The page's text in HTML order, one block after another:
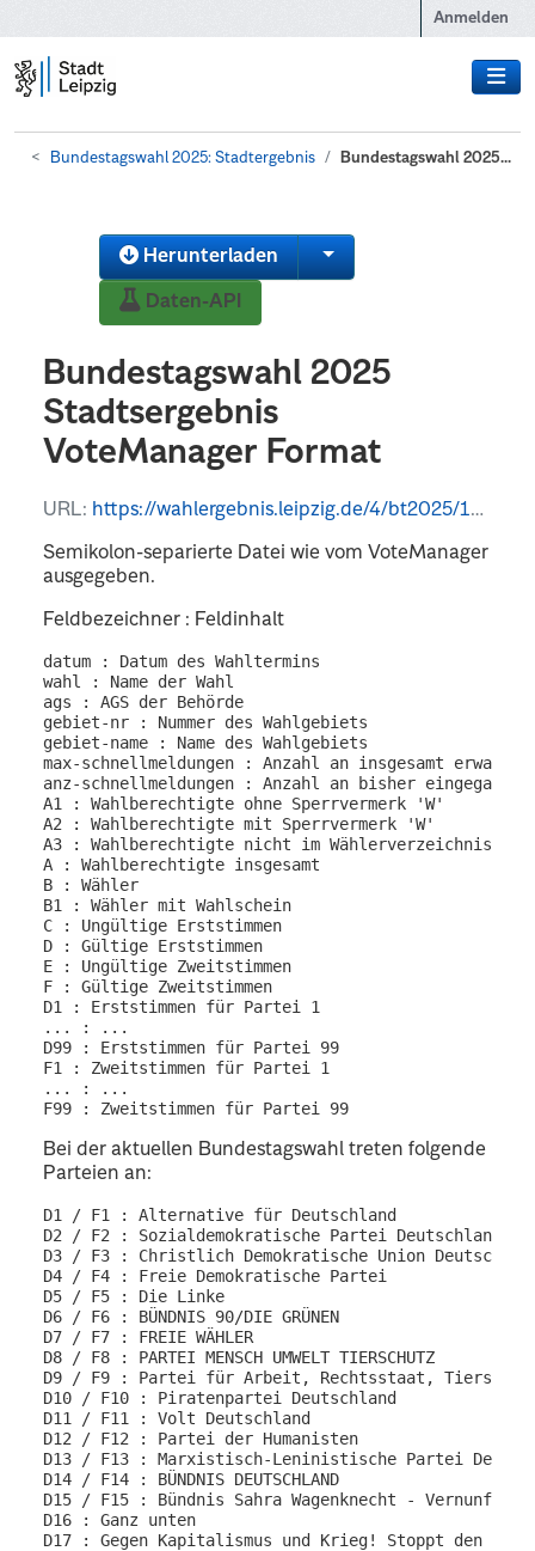
Anmelden
Bundestagswahl 2025: Stadtergebnis Bundestagswahl 2025...
Herunterladen
Daten-API
Bundestagswahl 2025
Stadtsergebnis
VoteManager Format
URL: https://wahlergebnis.leipzig.de/4/bt2025/14713000/daten/opendata/Open-Data-14713000-Bundestagswahl-Stadtgebiet.csv
Semikolon-separierte Datei wie vom VoteManager
ausgegeben.
Feldbezeichner : Feldinhalt
datum : Datum des Wahltermins
wahl : Name der Wahl
ags : AGS der Behörde
gebiet-nr : Nummer des Wahlgebiets
gebiet-name : Name des Wahlgebiets
max-schnellmeldungen : Anzahl an insgesamt
anz-schnellmeldungen : Anzahl an bisher
A1 : Wahlberechtigte ohne Sperrvermerk 'W'
A2 : Wahlberechtigte mit Sperrvermerk 'W'
A3 : Wahlberechtigte nicht im Wählerverzeichnis
A : Wahlberechtigte insgesamt
B : Wähler
B1 : Wähler mit Wahlschein
C : Ungültige Erststimmen
D : Gültige Erststimmen
E : Ungültige Zweitstimmen
F : Gültige Zweitstimmen
D1 : Erststimmen für Partei 1
... : ...
D99 : Erststimmen für Partei 99
F1 : Zweitstimmen für Partei 1
... : ...
Bei der aktuellen Bundestagswahl treten folgende
Parteien an:
D1 / F1 : Alternative für Deutschland
D2 / F2 : Sozialdemokratische Partei Deutschlands
D3 / F3 : Christlich Demokratische Union
D4 / F4 : Freie Demokratische Partei
D5 / F5 : Die Linke
D6 / F6 : BÜNDNIS 90/DIE GRÜNEN
D7 / F7 : FREIE WÄHLER
D8 / F8 : PARTEI MENSCH UMWELT TIERSCHUTZ
D9 / F9 : Partei für Arbeit, Rechtsstaat,
D10 / F10 : Piratenpartei Deutschland
D11 / F11 : Volt Deutschland
D12 / F12 : Partei der Humanisten
D13 / F13 : Marxistisch-Leninistische Partei
D14 / F14 : BÜNDNIS DEUTSCHLAND
D15 / F15 : Bündnis Sahra Wagenknecht - Vernunft
D16 : Ganz unten
D17 : Gegen Kapitalismus und Krieg! Stoppt den